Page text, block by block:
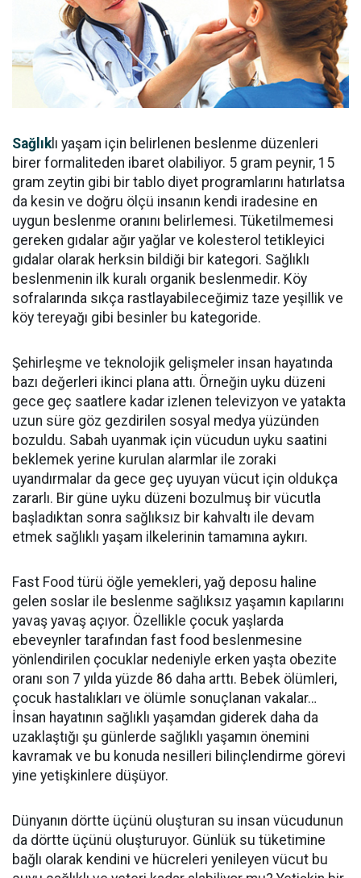
Sağlıklı yaşam için belirlenen beslenme düzenleri
birer formaliteden ibaret olabiliyor. 5 gram peynir, 15
gram zeytin gibi bir tablo diyet programlarını hatırlatsa
da kesin ve doğru ölçü insanın kendi iradesine en
uygun beslenme oranını belirlemesi. Tüketilmemesi
gereken gıdalar ağır yağlar ve kolesterol tetikleyici
gıdalar olarak herksin bildiği bir kategori. Sağlıklı
beslenmenin ilk kuralı organik beslenmedir. Köy
sofralarında sıkça rastlayabileceğimiz taze yeşillik ve
köy tereyağı gibi besinler bu kategoride.
Şehirleşme ve teknolojik gelişmeler insan hayatında
bazı değerleri ikinci plana attı. Örneğin uyku düzeni
gece geç saatlere kadar izlenen televizyon ve yatakta
uzun süre göz gezdirilen sosyal medya yüzünden
bozuldu. Sabah uyanmak için vücudun uyku saatini
beklemek yerine kurulan alarmlar ile zoraki
uyandırmalar da gece geç uyuyan vücut için oldukça
zararlı. Bir güne uyku düzeni bozulmuş bir vücutla
başladıktan sonra sağlıksız bir kahvaltı ile devam
etmek sağlıklı yaşam ilkelerinin tamamına aykırı.
Fast Food türü öğle yemekleri, yağ deposu haline
gelen soslar ile beslenme sağlıksız yaşamın kapılarını
yavaş yavaş açıyor. Özellikle çocuk yaşlarda
ebeveynler tarafından fast food beslenmesine
yönlendirilen çocuklar nedeniyle erken yaşta obezite
oranı son 7 yılda yüzde 86 daha arttı. Bebek ölümleri,
çocuk hastalıkları ve ölümle sonuçlanan vakalar…
İnsan hayatının sağlıklı yaşamdan giderek daha da
uzaklaştığı şu günlerde sağlıklı yaşamın önemini
kavramak ve bu konuda nesilleri bilinçlendirme görevi
yine yetişkinlere düşüyor.
Dünyanın dörtte üçünü oluşturan su insan vücudunun
da dörtte üçünü oluşturuyor. Günlük su tüketimine
bağlı olarak kendini ve hücreleri yenileyen vücut bu